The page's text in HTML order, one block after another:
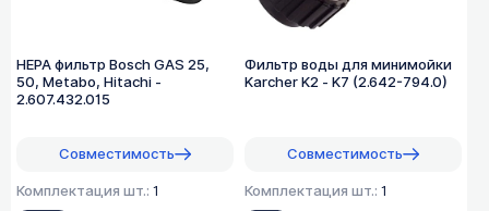
HEPA фильтр Bosch GAS 25,
50, Metabo, Hitachi -
2.607.432.015
Совместимость
Комплектация шт.: 1
Фильтр воды для минимойки
Karcher K2 - K7 (2.642-794.0)
Совместимость
Комплектация шт.: 1